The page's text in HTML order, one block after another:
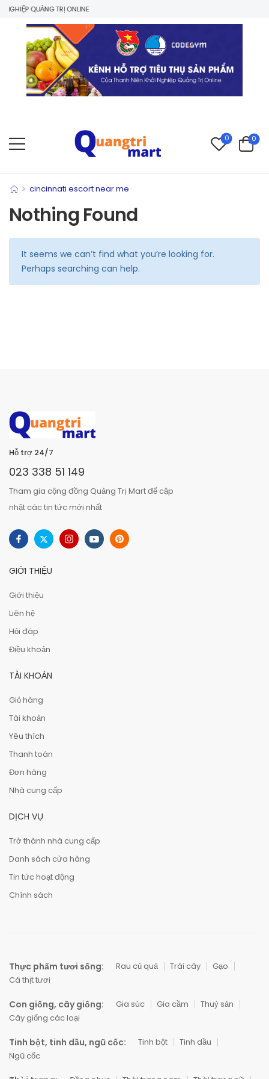
QUẢNG TRỊ ONLINE
0 0
> cincinnati escort near me
Nothing Found
It seems we can’t find what you’re looking for.
Perhaps searching can help.
Hỗ trợ 24/7
023 338 51 149
Tham gia cộng đồng Quảng Trị Mart để cập
nhật các tin tức mới nhất
GIỚI THIỆU
Giới thiệu
Liên hệ
Hỏi đáp
Điều khoản
TÀI KHOẢN
Giỏ hàng
Tài khoản
Yêu thích
Thanh toán
Đơn hàng
Nhà cung cấp
DỊCH VỤ
Trở thành nhà cung cấp
Danh sách cửa hàng
Tin tức hoạt động
Chính sách
Thực phẩm tươi sống: Rau củ quả Trái cây
Gạo
Cá thịt tươi
Con giống, cây giống: Gia súc Gia cầm
Thuỷ sản
Cây giống các loại
Tinh bột, tinh dầu, ngũ cốc: Tinh bột
Tinh dầu
Ngũ cốc